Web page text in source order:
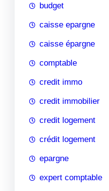
budget
caisse epargne
caisse épargne
comptable
credit immo
credit immobilier
credit logement
crédit logement
epargne
expert comptable